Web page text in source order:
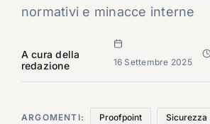
normativi e minacce interne
A cura della
redazione
16 Settembre 2025
ARGOMENTI: Proofpoint Sicurezza